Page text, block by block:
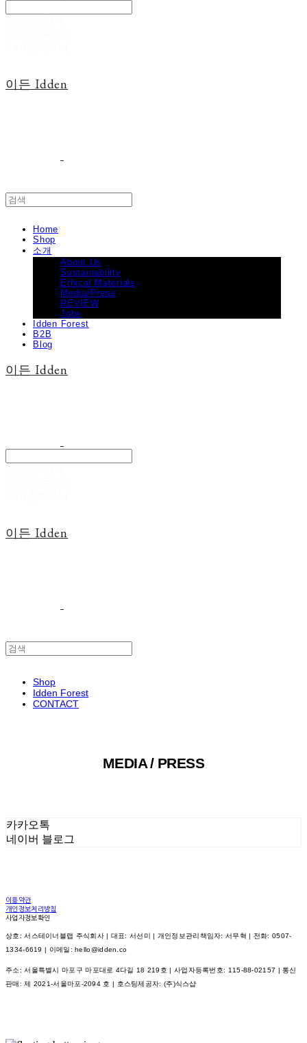
이든 Idden
Home
Shop
소개
About Us
Sustainability
Ethical Materials
Media/Press
REVIEW
Jobs
Idden Forest
B2B
Blog
이든 Idden
이든 Idden
Shop
Idden Forest
CONTACT
MEDIA / PRESS
카카오톡
네이버 블로그
이용약관
개인정보처리방침
사업자정보확인
상호: 서스테이너블랩 주식회사 | 대표: 서선미 | 개인정보관리책임자: 서무혁 | 전화: 0507-
1334-6619 | 이메일: hello@idden.co
주소: 서울특별시 마포구 마포대로 4다길 18 219호 | 사업자등록번호: 115-88-02157 | 통신
판매:제 2021-서울마포-2094 호 | 호스팅제공자: (주)식스샵